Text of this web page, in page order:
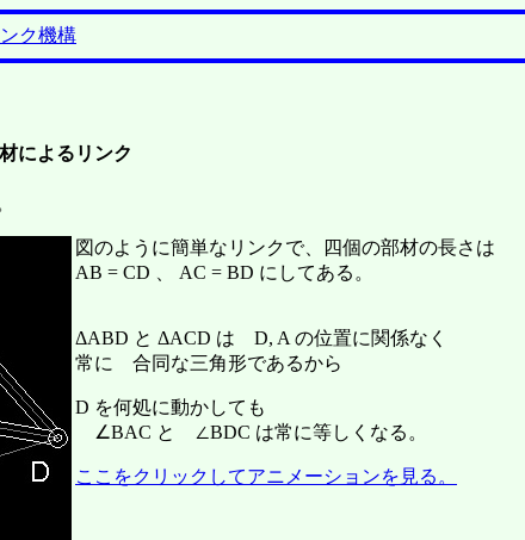
ク機構
によるリンク
図のように簡単なリンクで、四個の部材の長さは
AB = CD 、 AC = BD にしてある。
ΔABD と ΔACD は D, A の位置に関係なく
常に 合同な三角形であるから
D を何処に動かしても
∠BAC と ∠BDC は常に等しくなる。
ここをクリックしてアニメーションを見る。